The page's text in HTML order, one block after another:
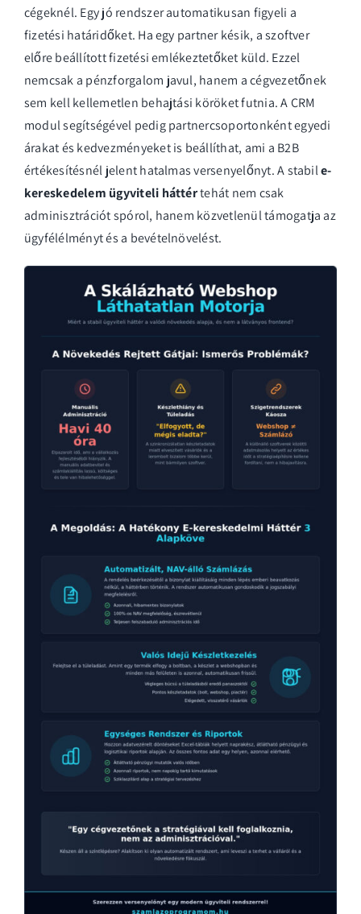
cégeknél. Egy jó rendszer automatikusan figyeli a
fizetési határidőket. Ha egy partner késik, a szoftver
előre beállított fizetési emlékeztetőket küld. Ezzel
nemcsak a pénzforgalom javul, hanem a cégvezetőnek
sem kell kellemetlen behajtási köröket futnia. A CRM
modul segítségével pedig partnercsoportonként egyedi
árakat és kedvezményeket is beállíthat, ami a B2B
értékesítésnél jelent hatalmas versenyelőnyt. A stabile-
kereskedelem ügyviteli háttértehát nem csak
adminisztrációt spórol, hanem közvetlenül támogatja az
ügyfélélményt és a bevételnövelést.